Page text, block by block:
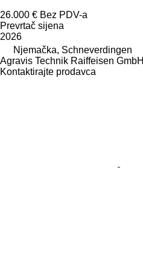
26.000 € Bez PDV-a
Prevrtač sijena
2026
Njemačka, Schneverdingen
Agravis Technik Raiffeisen GmbH
Kontaktirajte prodavca